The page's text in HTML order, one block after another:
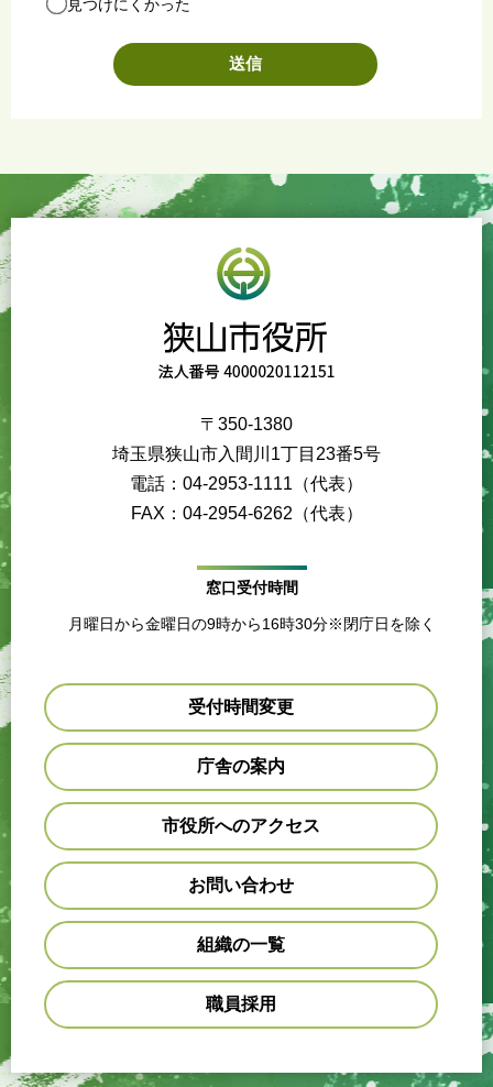
見つけにくかった
〒350-1380
埼玉県狭山市入間川1丁目23番5号
電話：04-2953-1111（代表）
FAX：04-2954-6262（代表）
窓口受付時間
月曜日から金曜日の9時から16時30分※閉庁日を除く
受付時間変更
庁舎の案内
市役所へのアクセス
お問い合わせ
組織の一覧
職員採用